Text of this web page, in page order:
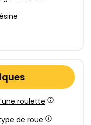
roulette
de roue